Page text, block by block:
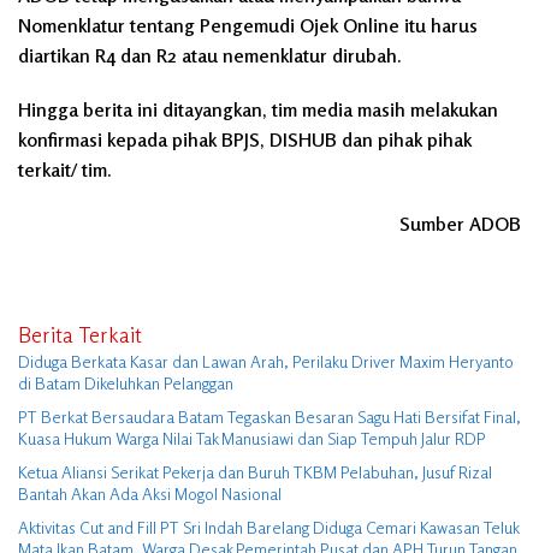
Nomenklatur tentang Pengemudi Ojek Online itu harus
diartikan R4 dan R2 atau nemenklatur dirubah.
Hingga berita ini ditayangkan, tim media masih melakukan
konfirmasi kepada pihak BPJS, DISHUB dan pihak pihak
terkait/ tim.
Sumber ADOB
Berita Terkait
Diduga Berkata Kasar dan Lawan Arah, Perilaku Driver Maxim Heryanto
di Batam Dikeluhkan Pelanggan
PT Berkat Bersaudara Batam Tegaskan Besaran Sagu Hati Bersifat Final,
Kuasa Hukum Warga Nilai Tak Manusiawi dan Siap Tempuh Jalur RDP
Ketua Aliansi Serikat Pekerja dan Buruh TKBM Pelabuhan, Jusuf Rizal
Bantah Akan Ada Aksi Mogol Nasional
Aktivitas Cut and Fill PT Sri Indah Barelang Diduga Cemari Kawasan Teluk